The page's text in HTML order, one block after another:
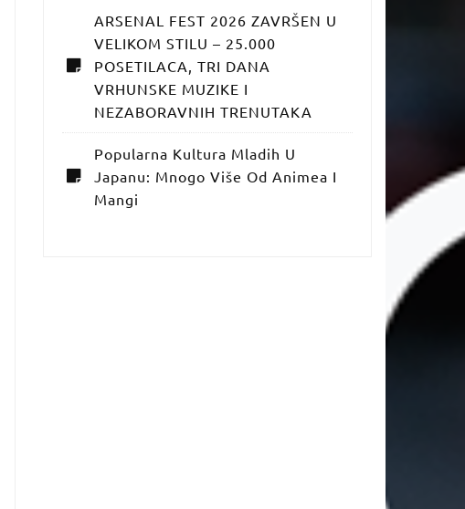
ARSENAL FEST 2026 ZAVRŠEN U
VELIKOM STILU – 25.000
POSETILACA, TRI DANA
VRHUNSKE MUZIKE I
NEZABORAVNIH TRENUTAKA
Popularna Kultura Mladih U
Japanu: Mnogo Više Od Animea I
Mangi